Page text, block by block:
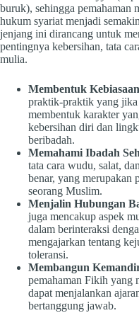
buruk), sehingga pemahaman
hukum syariat menjadi
jenjang ini dirancang untuk
pentingnya kebersihan, tata
mulia.
Membentuk
praktik-praktik yang jika
membentuk karakter
kebersihan diri dan
beribadah.
Memahami Ibadah
tata cara wudu, salat,
benar, yang merupakan
seorang Muslim.
Menjalin Hubungan
juga mencakup aspek
dalam berinteraksi
mengajarkan tentang
toleransi.
Membangun
pemahaman Fikih yang
dapat menjalankan
bertanggung jawab.